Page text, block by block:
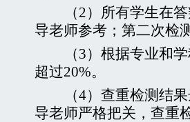
（2）所有学生在
导老师参考；第二次检
（3）根据专业和
超过20%。
（4）查重检测结
导老师严格把关，查重